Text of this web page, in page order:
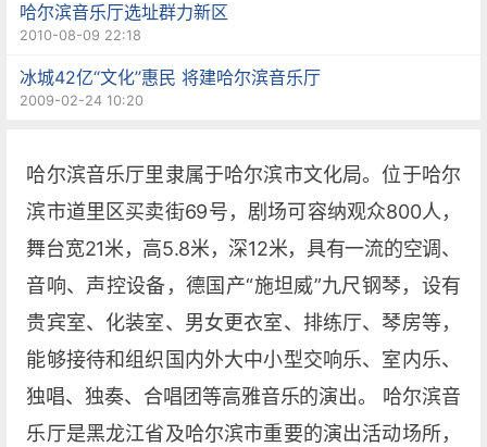
哈尔滨音乐厅选址群力新区
2010-08-09 22:18
冰城42亿“文化”惠民 将建哈尔滨音乐厅
2009-02-24 10:20
哈尔滨音乐厅里隶属于哈尔滨市文化局。位于哈尔
滨市道里区买卖街69号，剧场可容纳观众800人，
舞台宽21米，高5.8米，深12米，具有一流的空调、
音响、声控设备，德国产“施坦威”九尺钢琴，设有
贵宾室、化装室、男女更衣室、排练厅、琴房等，
能够接待和组织国内外大中小型交响乐、室内乐、
独唱、独奏、合唱团等高雅音乐的演出。 哈尔滨音
乐厅是黑龙江省及哈尔滨市重要的演出活动场所，